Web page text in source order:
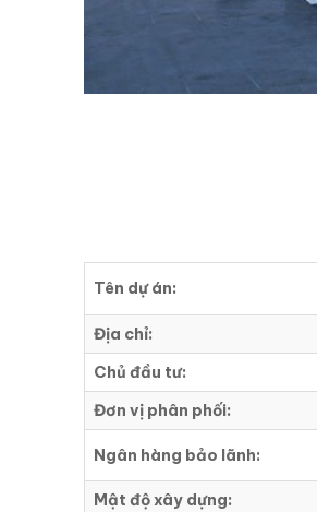
Tên dự án:
Địa chỉ:
Chủ đầu tư:
Đơn vị phân phối:
Ngân hàng bảo lãnh:
Mật độ xây dựng: